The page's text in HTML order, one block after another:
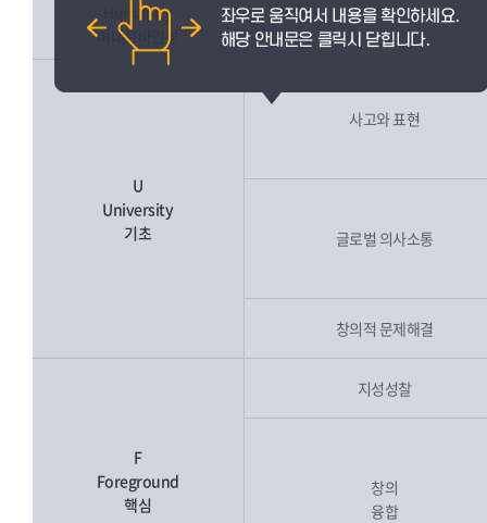
Humanity
미네르바인성
인성
U
University
기초
사고와 표현
글로벌 의사소통
창의적 문제해결
F
Foreground
핵심
지성성찰
창의
융합